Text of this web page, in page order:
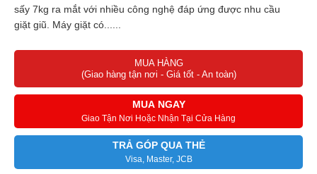
sấy 7kg ra mắt với nhiều công nghệ đáp ứng được nhu cầu
giặt giũ. Máy giặt có......
MUA HÀNG
(Giao hàng tận nơi - Giá tốt - An toàn)
MUA NGAY
Giao Tận Nơi Hoặc Nhận Tại Cửa Hàng
TRẢ GÓP QUA THẺ
Visa, Master, JCB